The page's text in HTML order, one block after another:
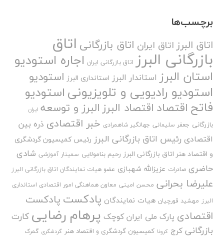
برچسب‌ها
اتاق البرزاتاق ایران اتاق بازرگانی اتاق
بازرگانی البرز اتاق بازرگانی ایران اجاره استودیو
استان البرز استاندار البرز استانداری البرز استودیو
استودیو رادیویی و تلویزیونیاستودیو
فاتح اقتصاد اقتصاد البرزالبرز و توسعه ایران
بازرگانی جعفر سلیمانی جهانگیر شاهمرادی خبر اقتصادی ذره بین
اقتصادی رئیس اتاق بازرگانی البرز رئیس کمیسیون گردشگری
و اقتصاد هنر اتاق بازرگانی البرز رحیم بنامولایی سمینار آموزشی شادی
حاضری صادرات عزیزالله شهبازی عضو هیات نمایندگان اتاق بازرگانی البرز
علیرضا بحرانی محسن امینی معاون هماهنگی امور اقتصادی استانداری
البرز مهشید قورچیان هیات نمایندگان پادکست پادکست
اقتصادی پارک ملی ایران کوچک پرهام رضایی کارت
بازرگانی کرج کرونا کمیسیون گردشگری و اقتصاد هنر گردشگری گمرک